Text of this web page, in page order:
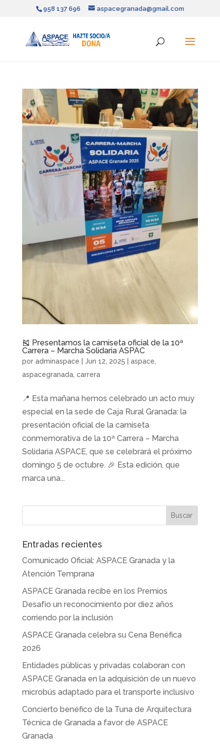
958 137 696 aspacegranada@gmail.com
🎽 Presentamos la camiseta oficial de la 10ª
Carrera – Marcha Solidaria ASPAC
por adminaspace Jun 12, 2025 aspace
aspacegranada, carrera
📍 Esta mañana hemos celebrado un acto muy
especial en la sede de Caja Rural Granada: la
presentación oficial de la camiseta
conmemorativa de la 10ª Carrera – Marcha
Solidaria ASPACE, que se celebrará el próximo
domingo 5 de octubre. 🎉 Esta edición, que
marca una...
Entradas recientes
Comunicado Oficial: ASPACE Granada y la
Atención Temprana
ASPACE Granada recibe en los Premios
Desafío un reconocimiento por diez años
corriendo por la inclusión
ASPACE Granada celebra su Cena Benéfica
2026
Entidades públicas y privadas colaboran con
ASPACE Granada en la adquisición de un nuevo
microbús adaptado para el transporte inclusivo
Concierto benéfico de la Tuna de Arquitectura
Técnica de Granada a favor de ASPACE
Granada